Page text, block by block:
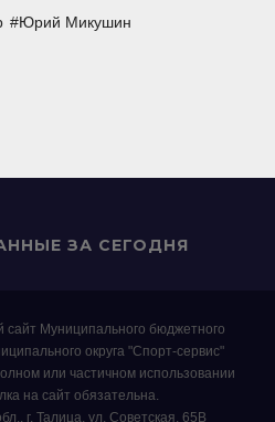
Юрий Микушин
ЗА СЕГОДНЯ
Муниципального бюджетного
округа "Спорт-сервис"
или частичном использовании
на сайт обязательна.
г. Талица, ул. Советская, 65В